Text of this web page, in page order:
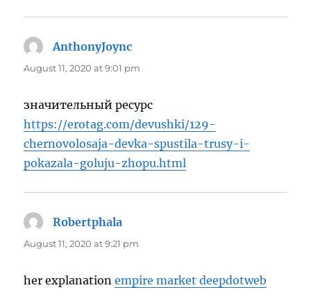
AnthonyJoync
August 11, 2020 at 9:01 pm
значительный ресурс
https://erotag.com/devushki/129-
chernovolosaja-devka-spustila-trusy-i-
pokazala-goluju-zhopu.html
Robertphala
August 11, 2020 at 9:21 pm
her explanationempire market deepdotweb